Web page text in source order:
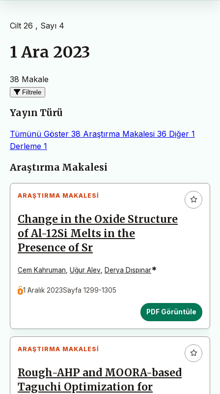
Cilt 26 , Sayı 4
1 Ara 2023
38 Makale
Filtrele
Yayın Türü
Tümünü Göster 38 Araştırma Makalesi 36 Diğer 1
Derleme 1
Makaleler
Araştırma Makalesi
ARAŞTIRMA MAKALESI
Change in the Oxide Structure
of Al-12Si Melts in the
Presence of Sr
Cem Kahruman Uğur Alev Derya Dıspınar*
1 Aralık 2023Sayfa 1299-1305
PDF Görüntüle
ARAŞTIRMA MAKALESI
Rough-AHP and MOORA-based
Taguchi Optimization for